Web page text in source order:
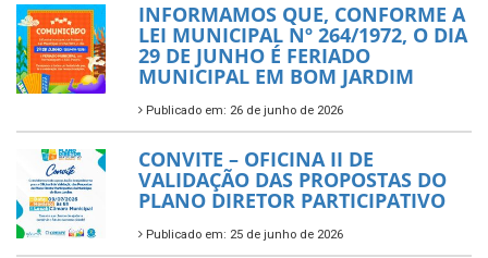
INFORMAMOS QUE, CONFORME A
LEI MUNICIPAL Nº 264/1972, O DIA
29 DE JUNHO É FERIADO
MUNICIPAL EM BOM JARDIM
Publicado em: 26 de junho de 2026
CONVITE – OFICINA II DE
VALIDAÇÃO DAS PROPOSTAS DO
PLANO DIRETOR PARTICIPATIVO
Publicado em: 25 de junho de 2026